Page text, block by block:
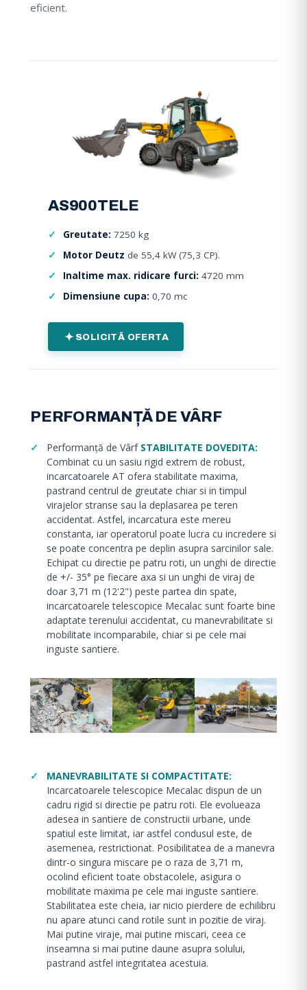
eficient.
AS900TELE
Greutate: 7250 kg
Motor Deutz de 55,4 kW (75,3 CP).
Inaltime max. ridicare furci: 4720 mm
Dimensiune cupa: 0,70 mc
SOLICITĂ OFERTA
PERFORMANȚĂ DE VÂRF
Performanță de Vârf STABILITATE DOVEDITA:
Combinat cu un sasiu rigid extrem de robust,
incarcatoarele AT ofera stabilitate maxima,
pastrand centrul de greutate chiar si in timpul
virajelor stranse sau la deplasarea pe teren
accidentat. Astfel, incarcatura este mereu
constanta, iar operatorul poate lucra cu incredere si
se poate concentra pe deplin asupra sarcinilor sale.
Echipat cu directie pe patru roti, un unghi de directie
de +/- 35° pe fiecare axa si un unghi de viraj de
doar 3,71 m (12'2") peste partea din spate,
incarcatoarele telescopice Mecalac sunt foarte bine
adaptate terenului accidentat, cu manevrabilitate si
mobilitate incomparabile, chiar si pe cele mai
inguste santiere.
MANEVRABILITATE SI COMPACTITATE:
Incarcatoarele telescopice Mecalac dispun de un
cadru rigid si directie pe patru roti. Ele evolueaza
adesea in santiere de constructii urbane, unde
spatiul este limitat, iar astfel condusul este, de
asemenea, restrictionat. Posibilitatea de a manevra
dintr-o singura miscare pe o raza de 3,71 m,
ocolind eficient toate obstacolele, asigura o
mobilitate maxima pe cele mai inguste santiere.
Stabilitatea este cheia, iar nicio pierdere de echilibru
nu apare atunci cand rotile sunt in pozitie de viraj.
Mai putine viraje, mai putine miscari, ceea ce
inseamna si mai putine daune asupra solului,
pastrand astfel integritatea acestuia.